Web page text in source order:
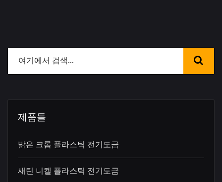
제품들
밝은 크롬 플라스틱 전기도금
새틴 니켈 플라스틱 전기도금